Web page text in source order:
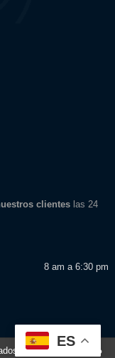
clienteslas 24
8 am a 6:30 pm
Desarrollado por: Seo
ES